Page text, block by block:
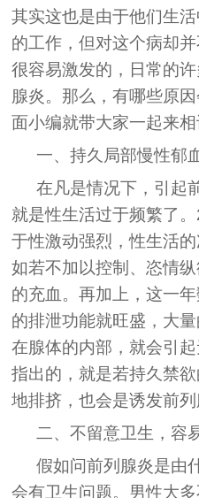
其实这也是由于他们生
的工作，但对这个病却
很容易激发的，日常的
腺炎。那么，有哪些原
面小编就带大家一起来相
一、持久局部慢性郁
在凡是情况下，引起
就是性生活过于频繁了
于性激动强烈，性生活
如若不加以控制、恣情
的充血。再加上，这一
的排泄功能就旺盛，大
在腺体的内部，就会引
指出的，就是若持久禁
地排挤，也会是诱发前列
二、不留意卫生，容
假如问前列腺炎是由
会有卫生问题。男性大